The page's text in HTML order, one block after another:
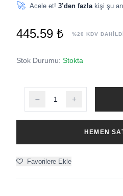
🚀 Acele et! 3’den fazla kişi şu
445.59 ₺ %20 KDV
Stok Durumu: Stokta
HEMEN
Favorilere Ekle